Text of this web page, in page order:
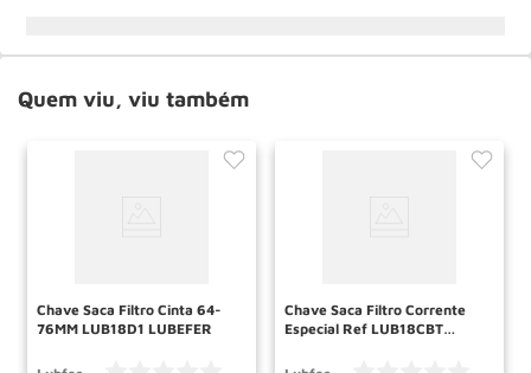
Quem viu, viu também
Chave Saca Filtro Cinta 64-
76MM LUB18D1 LUBEFER
Chave Saca Filtro Corrente
Especial Ref LUB18CBT